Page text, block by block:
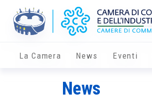
La Camera News Eventi
News